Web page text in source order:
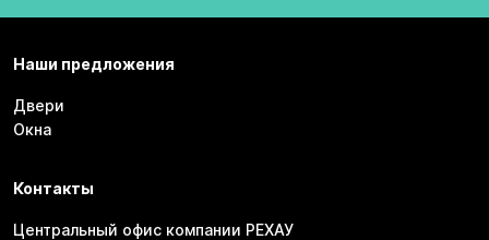
Наши предложения
Двери
Окна
Контакты
Центральный офис компании РЕХАУ